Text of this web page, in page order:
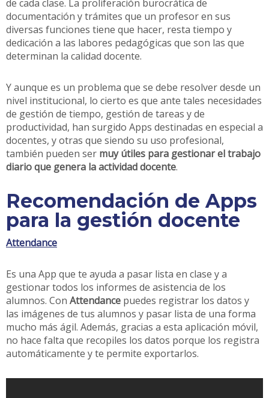
de cada clase. La proliferación burocrática de
documentación y trámites que un profesor en sus
diversas funciones tiene que hacer, resta tiempo y
dedicación a las labores pedagógicas que son las que
determinan la calidad docente.
Y aunque es un problema que se debe resolver desde un
nivel institucional, lo cierto es que ante tales necesidades
de gestión de tiempo, gestión de tareas y de
productividad, han surgido Apps destinadas en especial a
docentes, y otras que siendo su uso profesional,
también pueden ser muy útiles para gestionar el trabajo
diario que genera la actividad docente.
Recomendación de Apps
para la gestión docente
Attendance
Es una App que te ayuda a pasar lista en clase y a
gestionar todos los informes de asistencia de los
alumnos. Con Attendance puedes registrar los datos y
las imágenes de tus alumnos y pasar lista de una forma
mucho más ágil. Además, gracias a esta aplicación móvil,
no hace falta que recopiles los datos porque los registra
automáticamente y te permite exportarlos.